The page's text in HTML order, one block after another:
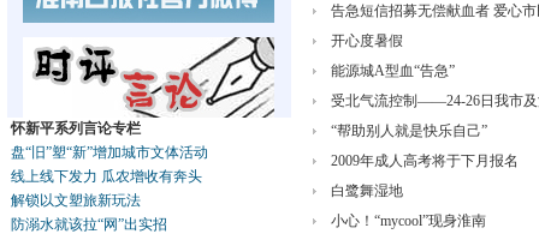
怀新平系列言论专栏
盘“旧”塑“新”增加城市文体活动
线上线下发力 瓜农增收有奔头
解锁以文塑旅新玩法
防溺水就该拉“网”出实招
告急短信招募无偿献血者 爱心
开心度暑假
能源城A型血“告急”
受北气流控制——24-26日我市
“帮助别人就是快乐自己”
2009年成人高考将于下月报名
白鹭舞湿地
小心！“mycool”现身淮南